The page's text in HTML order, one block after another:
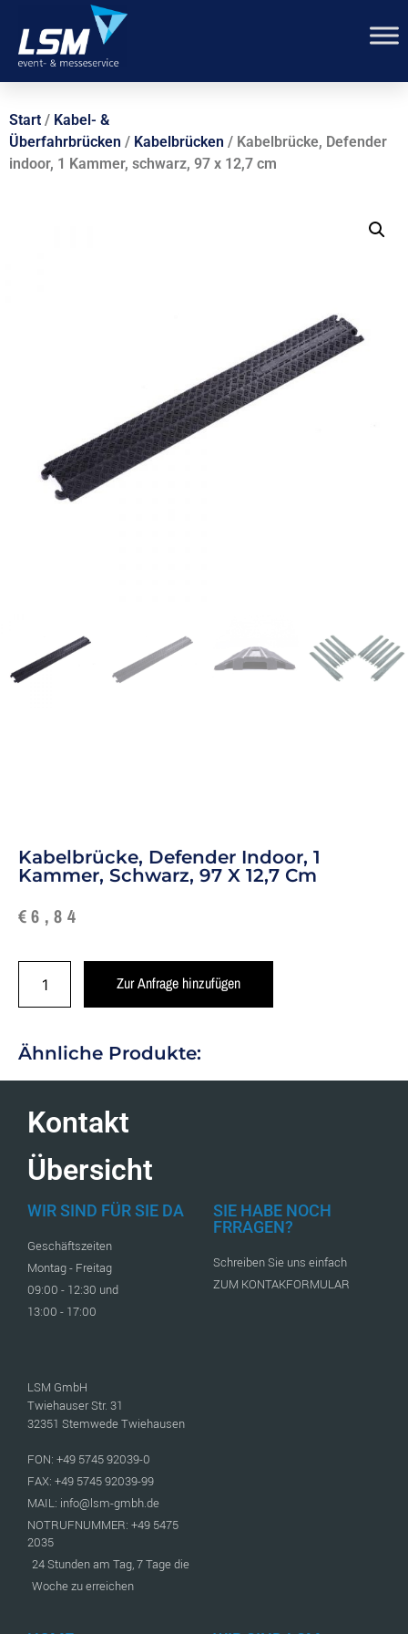
Start / Kabel- &
Überfahrbrücken / Kabelbrücken / Kabelbrücke, Defender
indoor, 1 Kammer, schwarz, 97 x 12,7 cm
Kabelbrücke, Defender Indoor, 1
Kammer, Schwarz, 97 X 12,7 Cm
€6,84
Zur Anfrage hinzufügen
Ähnliche Produkte:
Kontakt
Übersicht
WIR SIND FÜR SIE DA
Geschäftszeiten
Montag - Freitag
09:00 - 12:30 und
13:00 - 17:00
LSM GmbH
Twiehauser Str. 31
32351 Stemwede Twiehausen
FON: +49 5745 92039-0
FAX: +49 5745 92039-99
MAIL: info@lsm-gmbh.de
NOTRUFNUMMER: +49 5475
2035
24 Stunden am Tag, 7 Tage die
Woche zu erreichen
SIE HABE NOCH
FRRAGEN?
Schreiben Sie uns einfach
ZUM KONTAKFORMULAR